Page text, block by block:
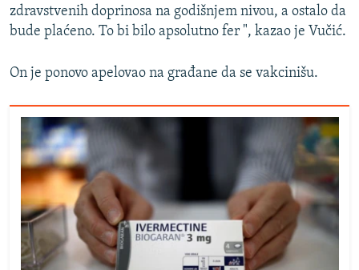
zdravstvenih doprinosa na godišnjem nivou, a ostalo da
bude plaćeno. To bi bilo apsolutno fer ", kazao je Vučić.
On je ponovo apelovao na građane da se vakcinišu.